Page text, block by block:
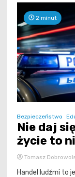
2 minut
Bezpieczeństwo
Nie daj
życie to
Tomasz
Handel ludźmi to